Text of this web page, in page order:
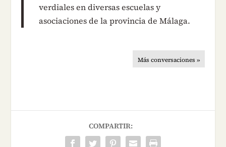
verdiales en diversas escuelas y
asociaciones de la provincia de Málaga.
Más conversaciones »
COMPARTIR: